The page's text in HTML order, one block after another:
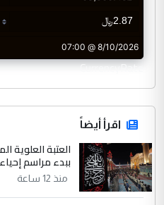
CurrencyRate
اقرأ أيضاً
العتبة العلوية
ببدء مراسم
منذ 12 ساعة